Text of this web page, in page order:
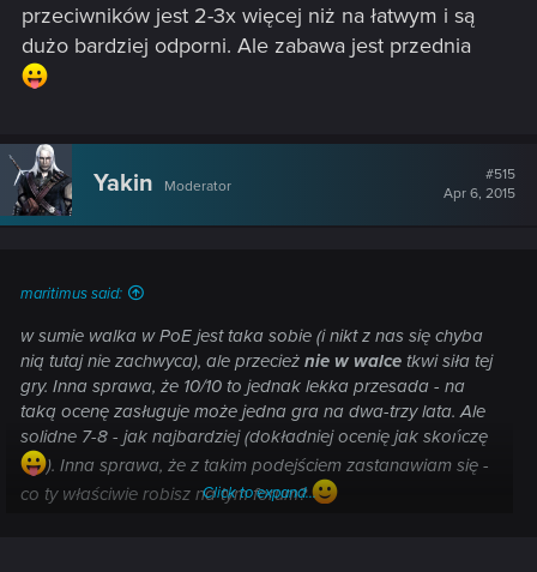
przeciwników jest 2-3x więcej niż na łatwym i są
dużo bardziej odporni. Ale zabawa jest przednia
Yakin Moderator
#515
Apr 6, 2015
maritimus said:
w sumie walka w PoE jest taka sobie (i nikt z nas się chyba
nią tutaj nie zachwyca), ale przecież nie w walce tkwi siła tej
gry. Inna sprawa, że 10/10 to jednak lekka przesada - na
taką ocenę zasługuje może jedna gra na dwa-trzy lata. Ale
solidne 7-8 - jak najbardziej (dokładniej ocenię jak skończę
). Inna sprawa, że z takim podejściem zastanawiam się -
co ty właściwie robisz na tym forum?
Click to expand...